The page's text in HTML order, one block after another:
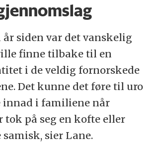
år siden var det vanskelig
finne tilbake til en
i de veldig fornorskede
Det kunne det føre til uro
innad i familiene når
tok på seg en kofte eller
sier Lane.